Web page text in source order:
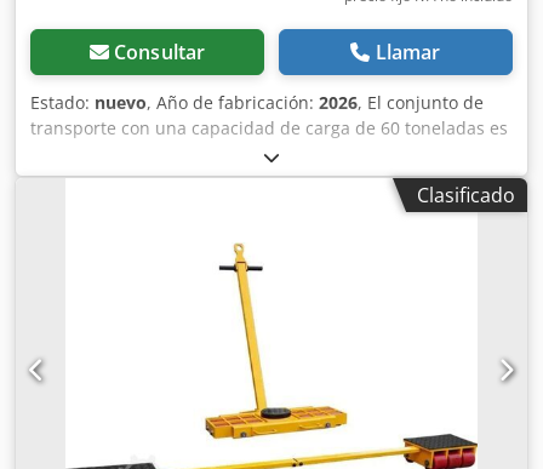
Consultar Llamar
Estado: nuevo, Año de fabricación: 2026, El conjunto de
transporte con una capacidad de carga de 60 toneladas es
una herramienta de grado industrial, diseñada para el
desplazamiento eficiente y seguro de objetos voluminosos,
como maquinaria de producción, elementos estructurales
plataforma de transporte y una barra de dirección,
formando un sistema que permite realizar maniobras
precisas, incluso en condiciones operativas difíciles. La
construcción del conjunto cumple con los más altos
estándares de resistencia y estabilidad, lo que lo convierte
en una herramienta indispensable en los sectores
industrial, logístico y de la construcción. Dsdpfxjzh E D Uj
Apieck Principales ventajas del conjunto de transporte de
60 toneladas: * Capacidad de carga de hasta 60.000 kg:
Clasificado